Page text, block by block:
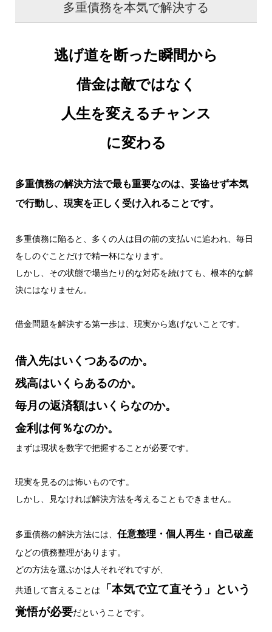
多重債務を本気で解決する
逃げ道を断った瞬間から
借金は敵ではなく
人生を変えるチャンス
に変わる
多重債務の解決方法で最も重要なのは、妥協せず本気
で行動し、現実を正しく受け入れることです。
多重債務に陥ると、多くの人は目の前の支払いに追われ、毎日
をしのぐことだけで精一杯になります。
しかし、その状態で場当たり的な対応を続けても、根本的な解
決にはなりません。
借金問題を解決する第一歩は、現実から逃げないことです。
借入先はいくつあるのか。
残高はいくらあるのか。
毎月の返済額はいくらなのか。
金利は何％なのか。
まずは現状を数字で把握することが必要です。
現実を見るのは怖いものです。
しかし、見なければ解決方法を考えることもできません。
多重債務の解決方法には、 任意整理・個人再生・自己破産
などの債務整理があります。
どの方法を選ぶかは人それぞれですが、
共通して言えることは
「本気で立て直そう」という
覚悟が必要だということです。